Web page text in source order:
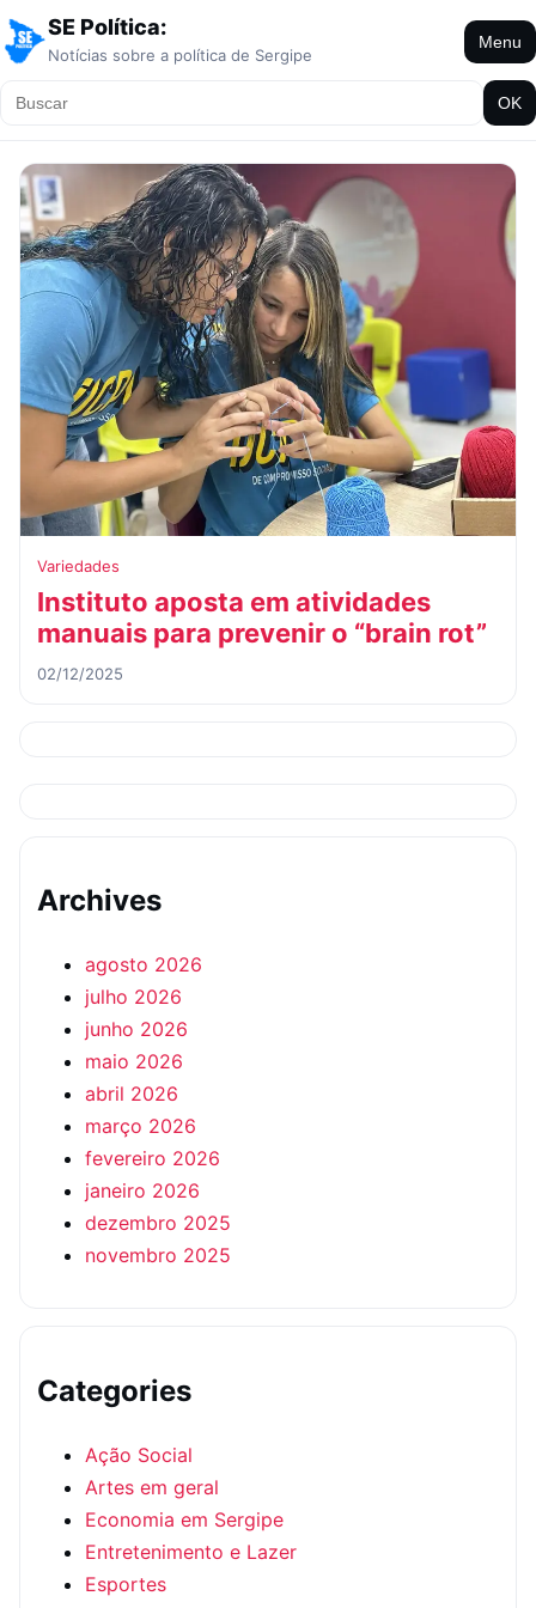
SE Política:
Notícias sobre a política de Sergipe
Menu
OK
Variedades
Instituto aposta em atividades
manuais para prevenir o “brain rot”
02/12/2025
Archives
agosto 2026
julho 2026
junho 2026
maio 2026
abril 2026
março 2026
fevereiro 2026
janeiro 2026
dezembro 2025
novembro 2025
Categories
Ação Social
Artes em geral
Economia em Sergipe
Entretenimento e Lazer
Esportes